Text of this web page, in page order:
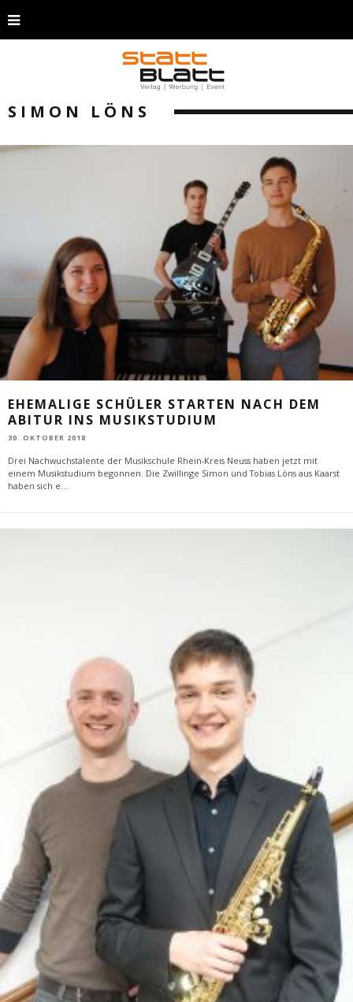
SIMON LÖNS
EHEMALIGE SCHÜLER STARTEN NACH DEM
ABITUR INS MUSIKSTUDIUM
30. OKTOBER 2018
Drei Nachwuchstalente der Musikschule Rhein-Kreis Neuss haben jetzt mit
einem Musikstudium begonnen. Die Zwillinge Simon und Tobias Löns aus Kaarst
haben sich e